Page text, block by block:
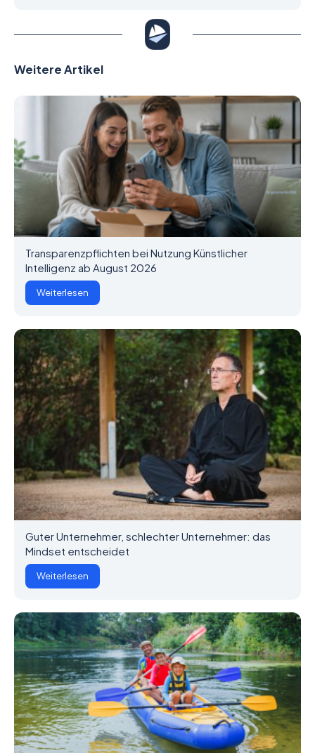
Weitere Artikel
Transparenzpflichten bei Nutzung Künstlicher
Intelligenz ab August 2026
Weiterlesen
Guter Unternehmer, schlechter Unternehmer: das
Mindset entscheidet
Weiterlesen